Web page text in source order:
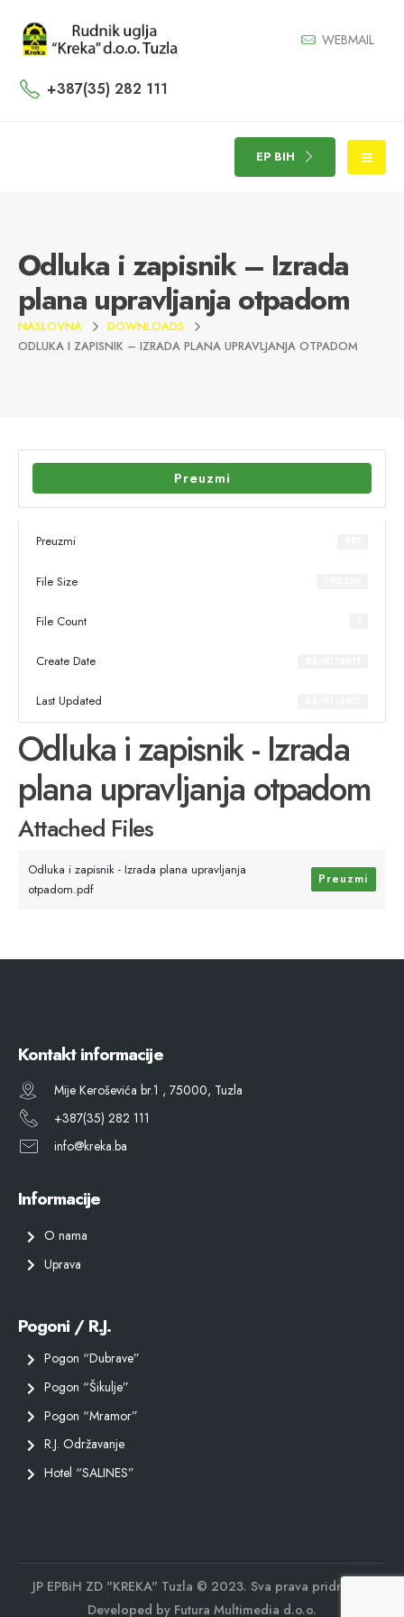
WEBMAIL
+387(35) 282 111
EP BIH
Odluka i zapisnik – Izrada
plana upravljanja otpadom
NASLOVNA
DOWNLOADS
ODLUKA I ZAPISNIK – IZRADA PLANA UPRAVLJANJA OTPADOM
Preuzmi
Preuzmi
File Size
File Count
Create Date
Last Updated
Odluka i zapisnik - Izrada
plana upravljanja otpadom
Attached Files
Odluka i zapisnik - Izrada plana upravljanja
otpadom.pdf
Preuzmi
Kontakt informacije
Mije Keroševića br.1 , 75000, Tuzla
+387(35) 282 111
info@kreka.ba
Informacije
O nama
Uprava
Pogoni / R.J.
Pogon “Dubrave”
Pogon “Šikulje”
Pogon “Mramor”
R.J. Održavanje
Hotel “SALINES”
JP EPBiH ZD "KREKA" Tuzla © 2023. Sva prava pridržana.
Developed by Futura Multimedia d.o.o.